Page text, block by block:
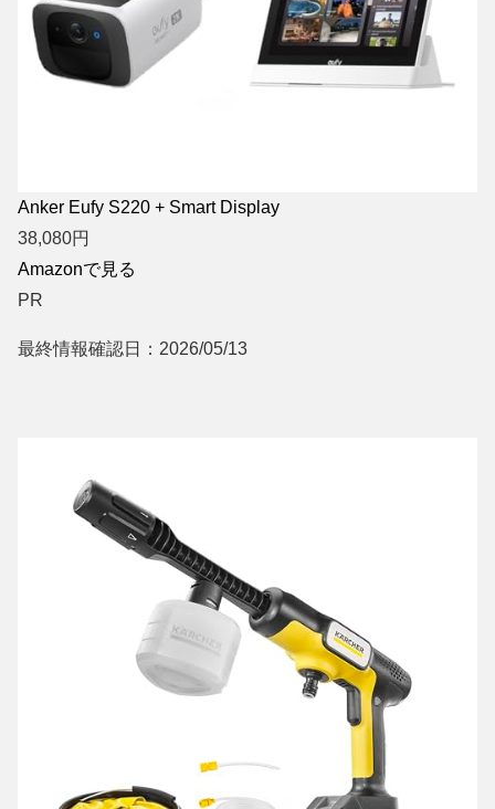
Anker Eufy S220 + Smart Display
38,080円
Amazonで見る
PR
最終情報確認日：2026/05/13